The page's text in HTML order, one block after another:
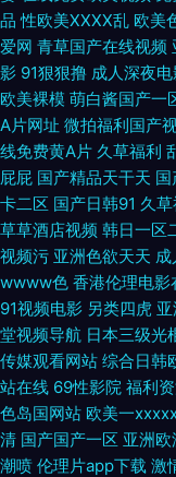
视频地址导航 91男人影
站在线se 蜜桃视频网址
久久精品网站 婷婷伊人
线精品 日韩夜夜撸啊撸
中文慕人妻 亚洲日韩天美
视频传媒视频 AV鲁鲁亚
精品 91av视频福利国产
人网 91蜜桃视频网站 波
品 性欧美ⅩⅩⅩⅩ乱 欧美
爱网 青草国产在线视频
影 91狠狠撸 成人深夜
欧美裸模 萌白酱国产一
A片网址 微拍福利国产
线免费黄A片 久草福利
屁屁 国产精品天干天 国
卡二区 国产日韩91 久
草草酒店视频 韩日一区
视频污 亚洲色欲天天
wwww色 香港伦理电影
91视频电影 另类四虎
堂视频导航 日本三级光
传媒观看网站 综合日韩
站在线 69性影院 福利
色岛国网站 欧美一xxxxx
清 国产国产一区 亚洲欧
潮喷 伦理片app下载 激